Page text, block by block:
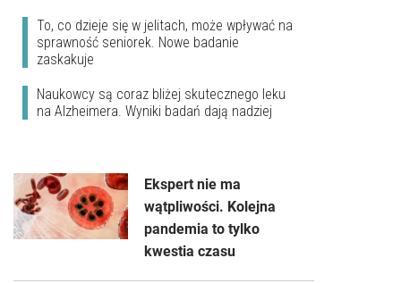
To, co dzieje się w jelitach, może wpływać na
sprawność seniorek. Nowe badanie
zaskakuje
Naukowcy są coraz bliżej skutecznego leku
na Alzheimera. Wyniki badań dają nadziej
Ekspert nie ma
wątpliwości. Kolejna
pandemia to tylko
kwestia czasu